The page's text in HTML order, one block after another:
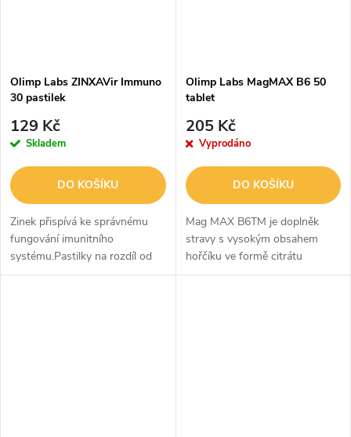
Olimp Labs ZINXAVir Immuno
30 pastilek
129 Kč
Skladem
DO KOŠÍKU
Zinek přispívá ke správnému
fungování imunitního
systému.Pastilky na rozdíl od
kapslí a tablet umožňují
Olimp Labs MagMAX B6 50
tablet
205 Kč
Vyprodáno
DO KOŠÍKU
Mag MAX B6TM je doplněk
stravy s vysokým obsahem
hořčíku ve formě citrátu
hořečnatého, dobře